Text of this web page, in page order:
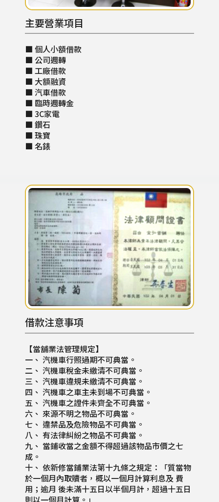
主要營業項目
■ 個人小額借款
■ 公司週轉
■ 工廠借款
■ 大額融資
■ 汽車借款
■ 臨時週轉金
■ 3C家電
■ 鑽石
■ 珠寶
■ 名錶
借款注意事項
【當舖業法管理規定】
一、 汽機車行照過期不可典當。
二、 汽機車稅金未繳清不可典當。
三、 汽機車違規未繳清不可典當。
四、 汽機車之車主未到場不可典當。
五、 汽機車之證件未齊全不可典當。
六、 來源不明之物品不可典當。
七、 違禁品及危險物品不可典當。
八、 有法律糾紛之物品不可典當。
九、 當鋪收當之金額不得超過該物品市價之七
成。
十、 依新修當鋪業法第十九條之規定：「質當物
於一個月內取贖者，概以一個月計算利息及 費
用；逾月 後未滿十五日以半個月計，超過十五日
則以一個月計算。」